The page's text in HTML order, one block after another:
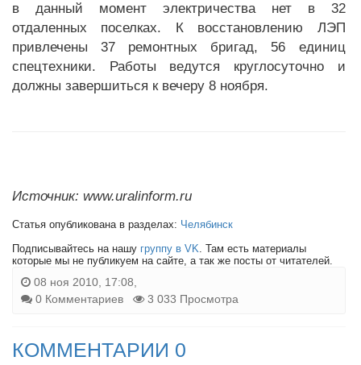
в данный момент электричества нет в 32
отдаленных поселках. К восстановлению ЛЭП
привлечены 37 ремонтных бригад, 56 единиц
спецтехники. Работы ведутся круглосуточно и
должны завершиться к вечеру 8 ноября.
Источник: www.uralinform.ru
Статья опубликована в разделах: Челябинск
Подписывайтесь на нашу группу в VK. Там есть материалы
которые мы не публикуем на сайте, а так же посты от читателей.
08 ноя 2010, 17:08,
0 Комментариев
3 033 Просмотра
КОММЕНТАРИИ 0